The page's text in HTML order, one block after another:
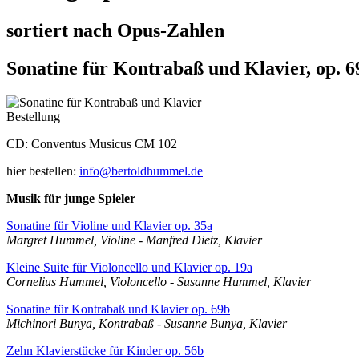
sortiert nach Opus-Zahlen
Sonatine für Kontrabaß und Klavier, op.
Bestellung
CD: Conventus Musicus CM 102
hier bestellen: info@bertoldhummel.de
Musik für junge Spieler
Sonatine für Violine und Klavier op. 35a
Margret Hummel, Violine - Manfred Dietz, Klavier
Kleine Suite für Violoncello und Klavier op. 19a
Cornelius Hummel, Violoncello - Susanne Hummel, Klavier
Sonatine für Kontrabaß und Klavier op. 69b
Michinori Bunya, Kontrabaß - Susanne Bunya, Klavier
Zehn Klavierstücke für Kinder op. 56b